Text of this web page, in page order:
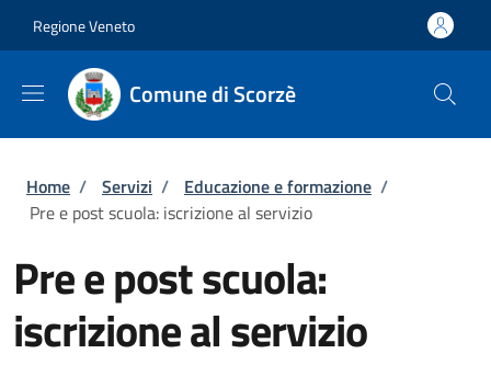
Regione Veneto
Comune di Scorzè
Briciole di pane
Home / Servizi / Educazione e formazione /
Pre e post scuola: iscrizione al servizio
Pre e post scuola:
iscrizione al servizio